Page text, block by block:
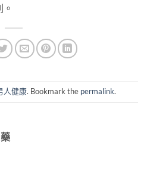
人健康. Bookmark the permalink.